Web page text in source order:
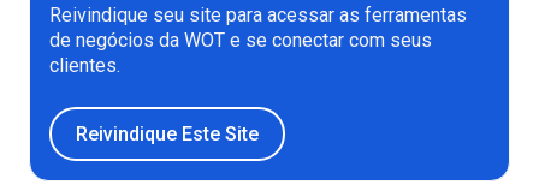
Reivindique seu site para acessar as ferramentas
de negócios da WOT e se conectar com seus
clientes.
Reivindique Este Site